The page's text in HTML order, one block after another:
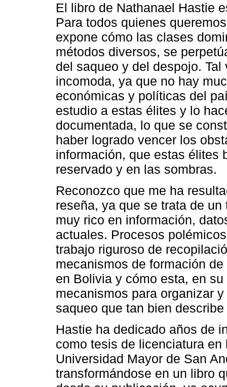
El libro de Nathanael Hastie
Para todos quienes
expone cómo las clases
métodos diversos, se
del saqueo y del despojo.
incomoda, ya que no hay
económicas y políticas del
estudio a estas élites y lo
documentada, lo que se
haber logrado vencer los
información, que estas élites
reservado y en las sombras.
Reconozco que me ha
reseña, ya que se trata de
muy rico en información,
actuales. Procesos
trabajo riguroso de
mecanismos de formación
en Bolivia y cómo esta, en
mecanismos para organizar
saqueo que tan bien
Hastie ha dedicado años de
como tesis de licenciatura
Universidad Mayor de San
transformándose en un libro